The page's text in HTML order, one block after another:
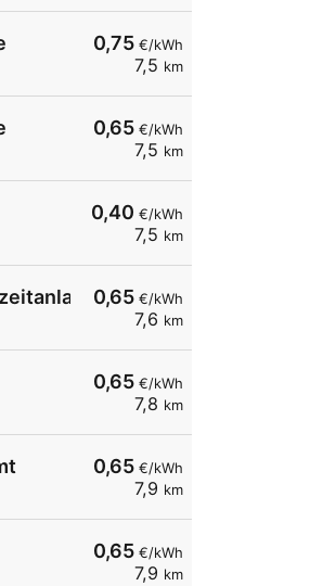
0,75€/kWh
7,5 km
0,65€/kWh
7,5 km
0,40 €/kWh
7,5 km
0,65€/kWh
7,6 km
0,65€/kWh
7,8 km
0,65€/kWh
7,9 km
0,65€/kWh
7,9 km